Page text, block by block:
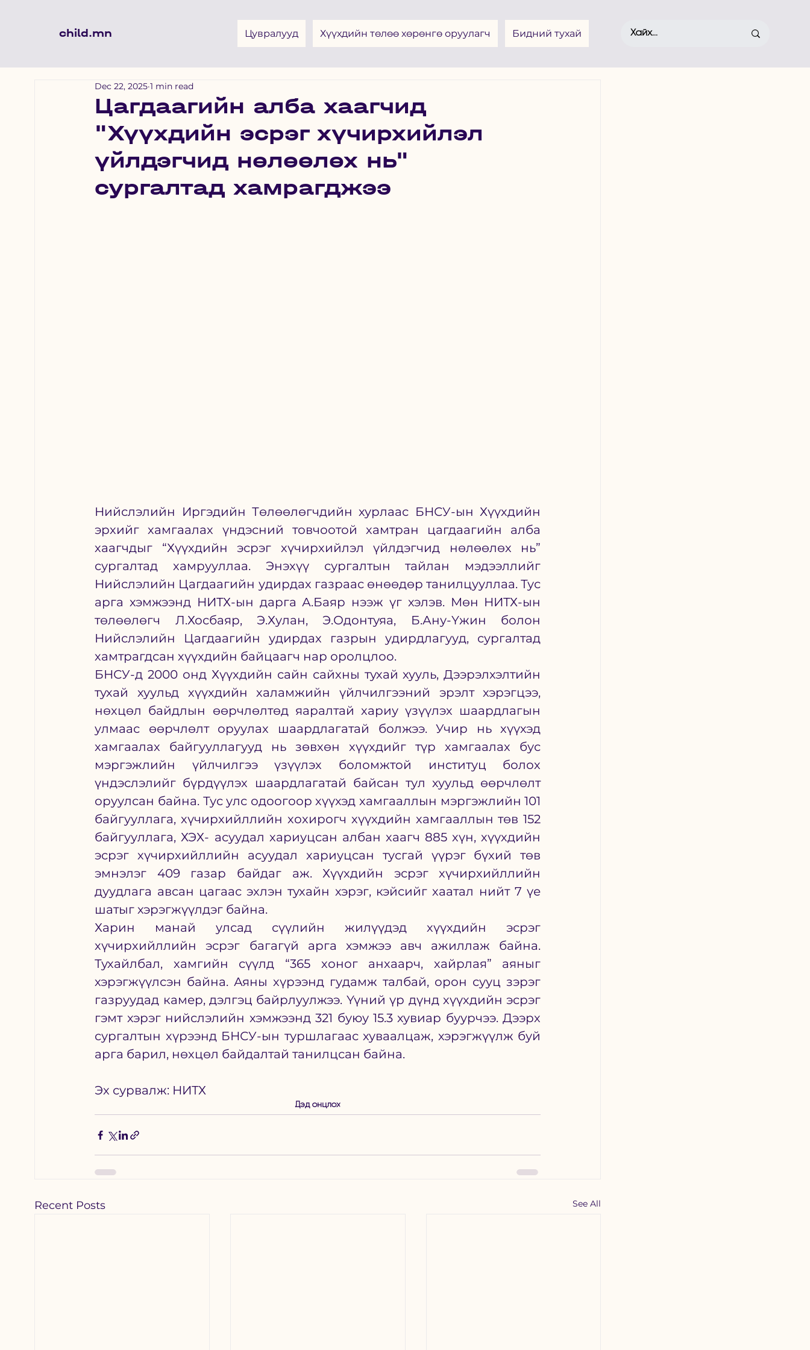
child.mn Цувралууд Хүүхдийн төлөө хөрөнгө оруулагч Бидний тухай
Цагдаагийн алба хаагчид
"Хүүхдийн эсрэг хүчирхийлэл
үйлдэгчид нөлөөлөх нь"
сургалтад хамрагджээ
Dec 22, 2025 1 min read
Нийслэлийн Иргэдийн Төлөөлөгчдийн хурлаас БНСУ-ын Хүүхдийн
эрхийг хамгаалах үндэсний товчоотой хамтран цагдаагийн алба
хаагчдыг “Хүүхдийн эсрэг хүчирхийлэл үйлдэгчид нөлөөлөх нь”
сургалтад хамрууллаа. Энэхүү сургалтын тайлан мэдээллийг
Нийслэлийн Цагдаагийн удирдах газраас өнөөдөр танилцууллаа. Тус
арга хэмжээнд НИТХ-ын дарга А.Баяр нээж үг хэлэв. Мөн НИТХ-ын
төлөөлөгч Л.Хосбаяр, Э.Хулан, Э.Одонтуяа, Б.Ану-Үжин болон
Нийслэлийн Цагдаагийн удирдах газрын удирдлагууд, сургалтад
хамтрагдсан хүүхдийн байцаагч нар оролцлоо.
БНСУ-д 2000 онд Хүүхдийн сайн сайхны тухай хууль, Дээрэлхэлтийн
тухай хуульд хүүхдийн халамжийн үйлчилгээний эрэлт хэрэгцээ,
нөхцөл байдлын өөрчлөлтөд яаралтай хариу үзүүлэх шаардлагын
улмаас өөрчлөлт оруулах шаардлагатай болжээ. Учир нь хүүхэд
хамгаалах байгууллагууд нь зөвхөн хүүхдийг түр хамгаалах бус
мэргэжлийн үйлчилгээ үзүүлэх боломжтой институц болох
үндэслэлийг бүрдүүлэх шаардлагатай байсан тул хуульд өөрчлөлт
оруулсан байна. Тус улс одоогоор хүүхэд хамгааллын мэргэжлийн 101
байгууллага, хүчирхийллийн хохирогч хүүхдийн хамгааллын төв 152
байгууллага, ХЭХ- асуудал хариуцсан албан хаагч 885 хүн, хүүхдийн
эсрэг хүчирхийллийн асуудал хариуцсан тусгай үүрэг бүхий төв
эмнэлэг 409 газар байдаг аж. Хүүхдийн эсрэг хүчирхийллийн
дуудлага авсан цагаас эхлэн тухайн хэрэг, кэйсийг хаатал нийт 7 үе
шатыг хэрэгжүүлдэг байна.
Харин манай улсад сүүлийн жилүүдэд хүүхдийн эсрэг
хүчирхийллийн эсрэг багагүй арга хэмжээ авч ажиллаж байна.
Тухайлбал, хамгийн сүүлд “365 хоног анхаарч, хайрлая” аяныг
хэрэгжүүлсэн байна. Аяны хүрээнд гудамж талбай, орон сууц зэрэг
газруудад камер, дэлгэц байрлуулжээ. Үүний үр дүнд хүүхдийн эсрэг
гэмт хэрэг нийслэлийн хэмжээнд 321 буюу 15.3 хувиар буурчээ. Дээрх
сургалтын хүрээнд БНСУ-ын туршлагаас хуваалцаж, хэрэгжүүлж буй
арга барил, нөхцөл байдалтай танилцсан байна.
Эх сурвалж: НИТХ
Дэд онцлох
Recent Posts See All